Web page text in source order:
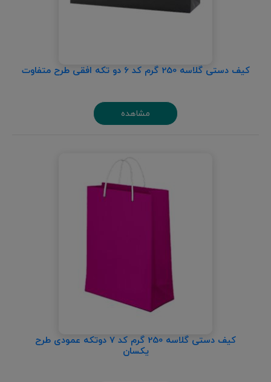
کیف دستی گلاسه 250 گرم کد 6 دو تکه افقی طرح متفاوت
مشاهده
کیف دستی گلاسه 250 گرم کد 7 دوتکه عمودی طرح
یکسان